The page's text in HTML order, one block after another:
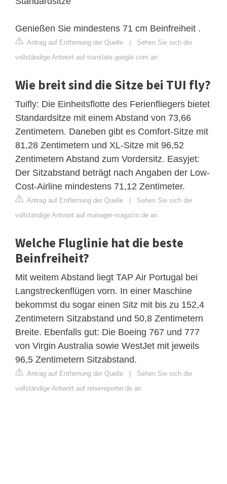
Genießen Sie mindestens 71 cm Beinfreiheit .
Antrag auf Entfernung der Quelle | Sehen Sie sich die
vollständige Antwort auf translate.google.com an
Wie breit sind die Sitze bei TUI fly?
Tuifly: Die Einheitsflotte des Ferienfliegers bietet
Standardsitze mit einem Abstand von 73,66
Zentimetern. Daneben gibt es Comfort-Sitze mit
81,28 Zentimetern und XL-Sitze mit 96,52
Zentimetern Abstand zum Vordersitz. Easyjet:
Der Sitzabstand beträgt nach Angaben der Low-
Cost-Airline mindestens 71,12 Zentimeter.
Antrag auf Entfernung der Quelle | Sehen Sie sich die
vollständige Antwort auf manager-magazin.de an
Welche Fluglinie hat die beste
Beinfreiheit?
Mit weitem Abstand liegt TAP Air Portugal bei
Langstreckenflügen vorn. In einer Maschine
bekommst du sogar einen Sitz mit bis zu 152,4
Zentimetern Sitzabstand und 50,8 Zentimetern
Breite. Ebenfalls gut: Die Boeing 767 und 777
von Virgin Australia sowie WestJet mit jeweils
96,5 Zentimetern Sitzabstand.
Antrag auf Entfernung der Quelle | Sehen Sie sich die
vollständige Antwort auf reisereporter.de an